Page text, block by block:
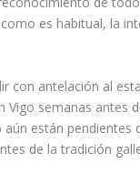
es habitual, la
con antelación al
semanas antes
están
de la tradición